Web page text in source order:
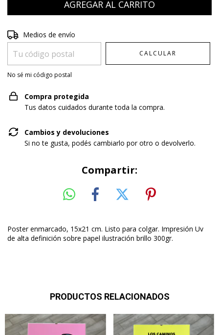
Entregas para el CP:
Medios de envío
CALCULAR
No sé mi código postal
Compra protegida
Tus datos cuidados durante toda la compra.
Cambios y devoluciones
Si no te gusta, podés cambiarlo por otro o devolverlo.
Compartir:
Poster enmarcado, 15x21 cm. Listo para colgar. Impresión Uv
de alta definición sobre papel ilustración brillo 300gr.
PRODUCTOS RELACIONADOS